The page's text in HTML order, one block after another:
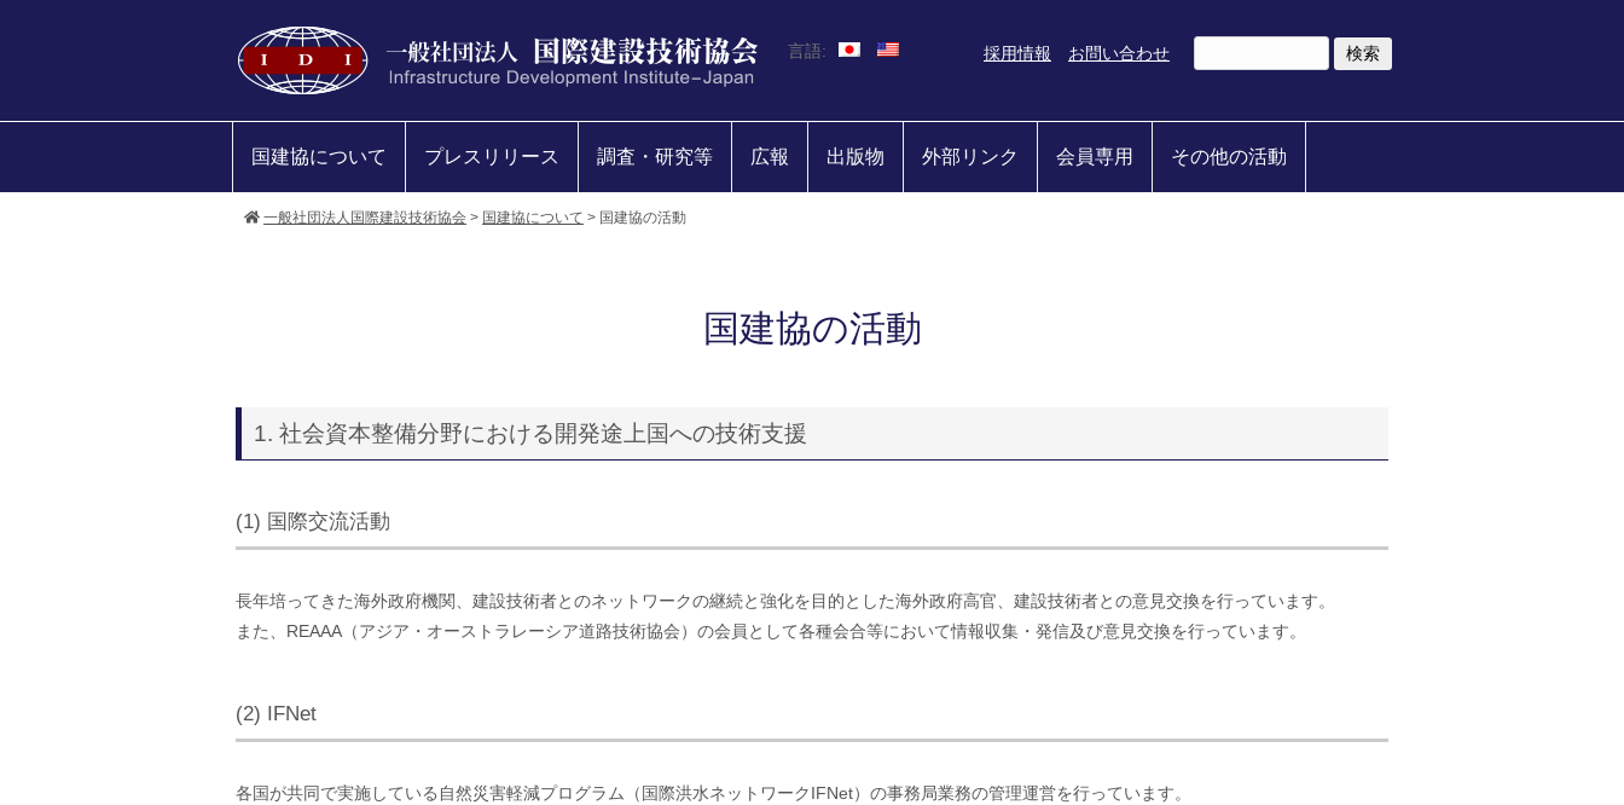
言語: 採用情報 お問い合わせ
国建協について プレスリリース 調査・研究等 広報 出版物 外部リンク 会員専用 その他の活動
一般社団法人国際建設技術協会 > 国建協について > 国建協の活動
国建協の活動
1. 社会資本整備分野における開発途上国への技術支援
(1) 国際交流活動
長年培ってきた海外政府機関、建設技術者とのネットワークの継続と強化を目的とした海外政府高官、建設技術者との意見交換を行っています。
また、REAAA（アジア・オーストラレーシア道路技術協会）の会員として各種会合等において情報収集・発信及び意見交換を行っています。
(2) IFNet
各国が共同で実施している自然災害軽減プログラム（国際洪水ネットワークIFNet）の事務局業務の管理運営を行っています。